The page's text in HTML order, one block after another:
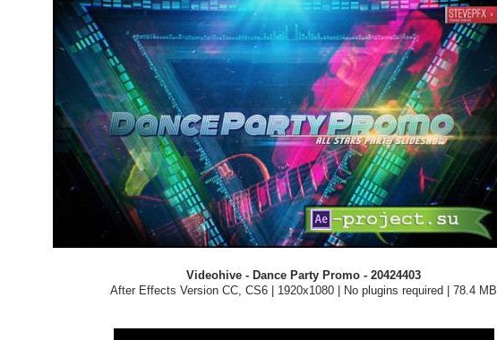
Videohive - Dance Party Promo - 20424403
After Effects Version CC, CS6 | 1920x1080 | No plugins required | 78.4 MB